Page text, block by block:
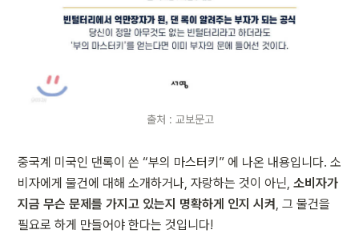
출처 : 교보문고
중국계 미국인 댄록이 쓴 “부의 마스터키” 에 나온 내용입니다. 소
비자에게 물건에 대해 소개하거나, 자랑하는 것이 아닌, 소비자가
지금 무슨 문제를 가지고 있는지 명확하게 인지 시켜 , 그 물건을
필요로 하게 만들어야 한다는 것입니다!